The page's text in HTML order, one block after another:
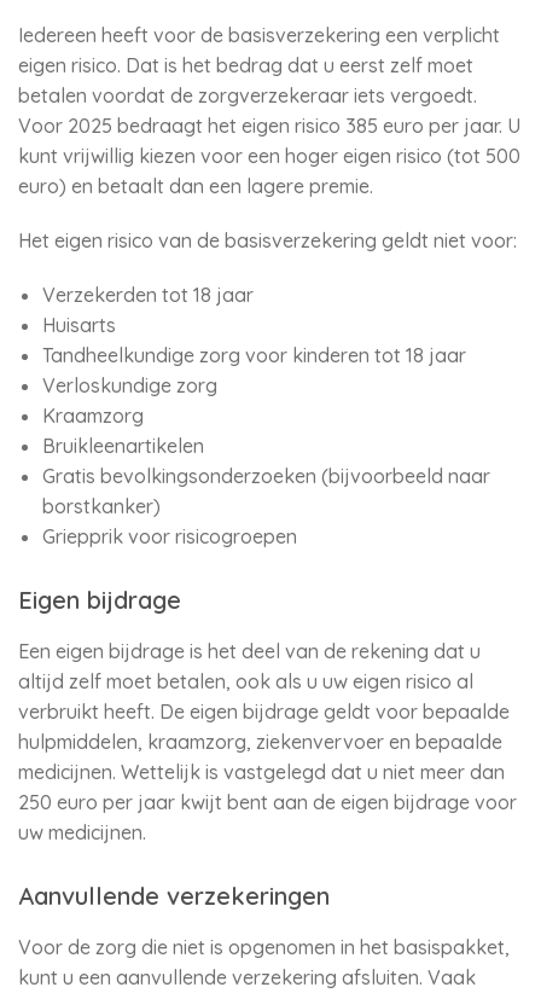
Iedereen heeft voor de basisverzekering een verplicht
eigen risico. Dat is het bedrag dat u eerst zelf moet
betalen voordat de zorgverzekeraar iets vergoedt.
Voor 2025 bedraagt het eigen risico 385 euro per jaar. U
kunt vrijwillig kiezen voor een hoger eigen risico (tot 500
euro) en betaalt dan een lagere premie.
Het eigen risico van de basisverzekering geldt niet voor:
Verzekerden tot 18 jaar
Huisarts
Tandheelkundige zorg voor kinderen tot 18 jaar
Verloskundige zorg
Kraamzorg
Bruikleenartikelen
Gratis bevolkingsonderzoeken (bijvoorbeeld naar
borstkanker)
Griepprik voor risicogroepen
Eigen bijdrage
Een eigen bijdrage is het deel van de rekening dat u
altijd zelf moet betalen, ook als u uw eigen risico al
verbruikt heeft. De eigen bijdrage geldt voor bepaalde
hulpmiddelen, kraamzorg, ziekenvervoer en bepaalde
medicijnen. Wettelijk is vastgelegd dat u niet meer dan
250 euro per jaar kwijt bent aan de eigen bijdrage voor
uw medicijnen.
Aanvullende verzekeringen
Voor de zorg die niet is opgenomen in het basispakket,
kunt u een aanvullende verzekering afsluiten. Vaak